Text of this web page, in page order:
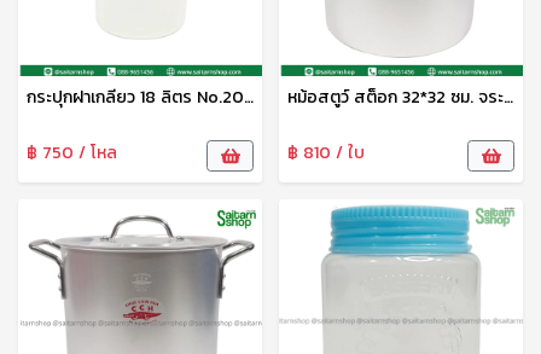
กระปุกฝาเกลียว 18 ลิตร No.20180 SRT
฿ 750 / โหล
หม้อสตูว์ สต็อก 32*32 ซม. จระเข้
฿ 810 / ใบ